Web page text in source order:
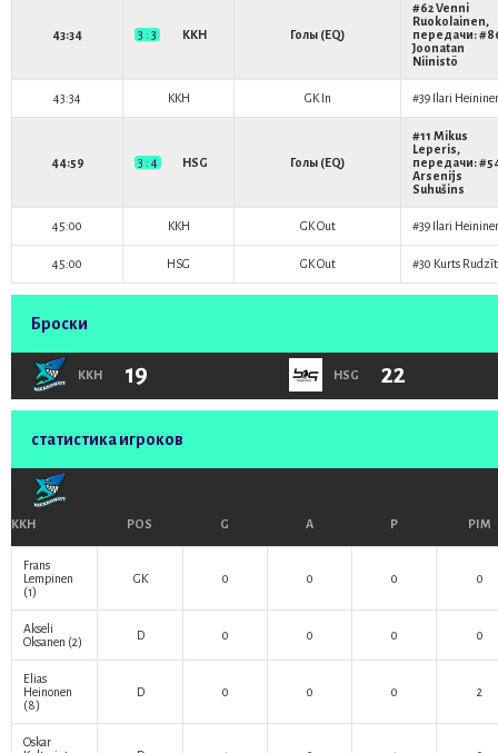
43:34 3 : 3 KKH Голы (EQ)
#62Venni
Ruokolainen,
передачи:
Joonatan
Niinistö
43:34 KKH GK In #39 Ilari
44:59 3 : 4 HSG Голы (EQ)
#11 Mikus
Leperis,
передачи:
Arsenijs
Suhušins
45:00 KKH GK Out #39 Ilari
45:00 HSG GK Out #30 Kurts
Броски
KKH 19 HSG 22
статистика игроков
KKH POS G A P PIM
Frans
Lempinen
(1)
GK 0 0 0 0
Akseli
Oksanen (2) D 0 0 0 0
Elias
Heinonen
(8)
D 0 0 0 2
Oskar